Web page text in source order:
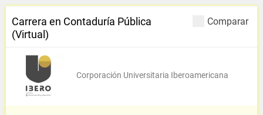
Comparar
Carrera en Contaduría Pública
(Virtual)
Corporación Universitaria Iberoamericana